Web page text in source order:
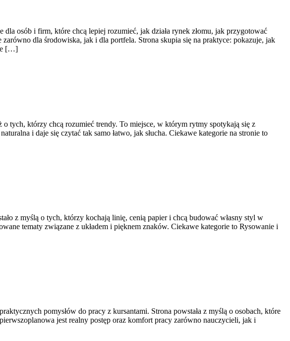
osób i firm, które chcą lepiej rozumieć, jak działa rynek złomu, jak przygotować
dla środowiska, jak i dla portfela. Strona skupia się na praktyce: pokazuje, jak
[…]
tych, którzy chcą rozumieć trendy. To miejsce, w którym rytmy spotykają się z
i daje się czytać tak samo łatwo, jak słucha. Ciekawe kategorie na stronie to
z myślą o tych, którzy kochają linię, cenią papier i chcą budować własny styl w
tematy związane z układem i pięknem znaków. Ciekawe kategorie to Rysowanie i
pomysłów do pracy z kursantami. Strona powstała z myślą o osobach, które
jest realny postęp oraz komfort pracy zarówno nauczycieli, jak i